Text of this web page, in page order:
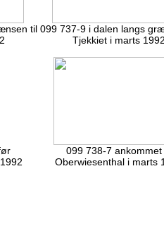
til 099 737-9 i dalen langs
Tjekkiet i marts
099 738-7 ankommet
Oberwiesenthal i marts